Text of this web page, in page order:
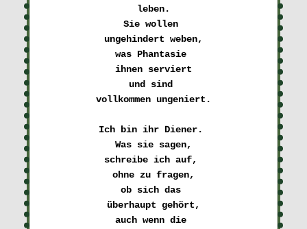
leben.
Sie wollen
ungehindert weben,
was Phantasie
ihnen serviert
und sind
vollkommen ungeniert.
Ich bin ihr Diener.
Was sie sagen,
schreibe ich auf,
ohne zu fragen,
ob sich das
überhaupt gehört,
auch wenn die